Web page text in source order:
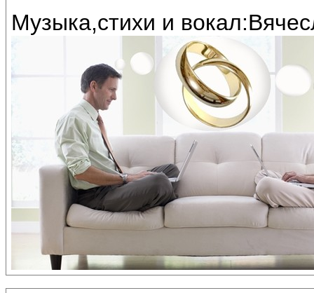
Музыка,стихи и